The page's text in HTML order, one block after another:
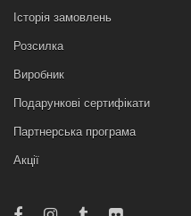
Історія замовлень
Розсилка
Виробник
Подарункові сертифікати
Партнерська програма
Акції